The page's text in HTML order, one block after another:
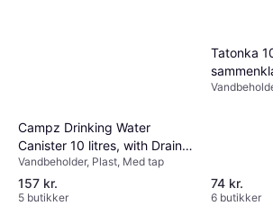
Campz Drinking Water
Canister 10 litres, with Drain
Cock
Vandbeholder, Plast, Med tap
157 kr.
5 butikker
Tatonka
74 kr.
6 butikker